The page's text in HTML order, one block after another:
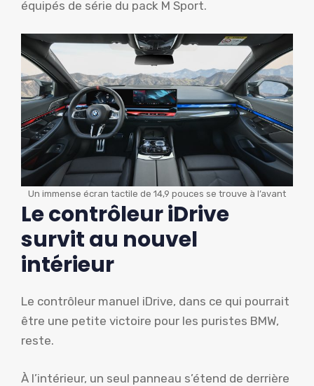
équipés de série du pack M Sport.
Un immense écran tactile de 14,9 pouces se trouve à l’avant
Le contrôleur iDrive
survit au nouvel
intérieur
Le contrôleur manuel iDrive, dans ce qui pourrait
être une petite victoire pour les puristes BMW,
reste.
À l’intérieur, un seul panneau s’étend de derrière